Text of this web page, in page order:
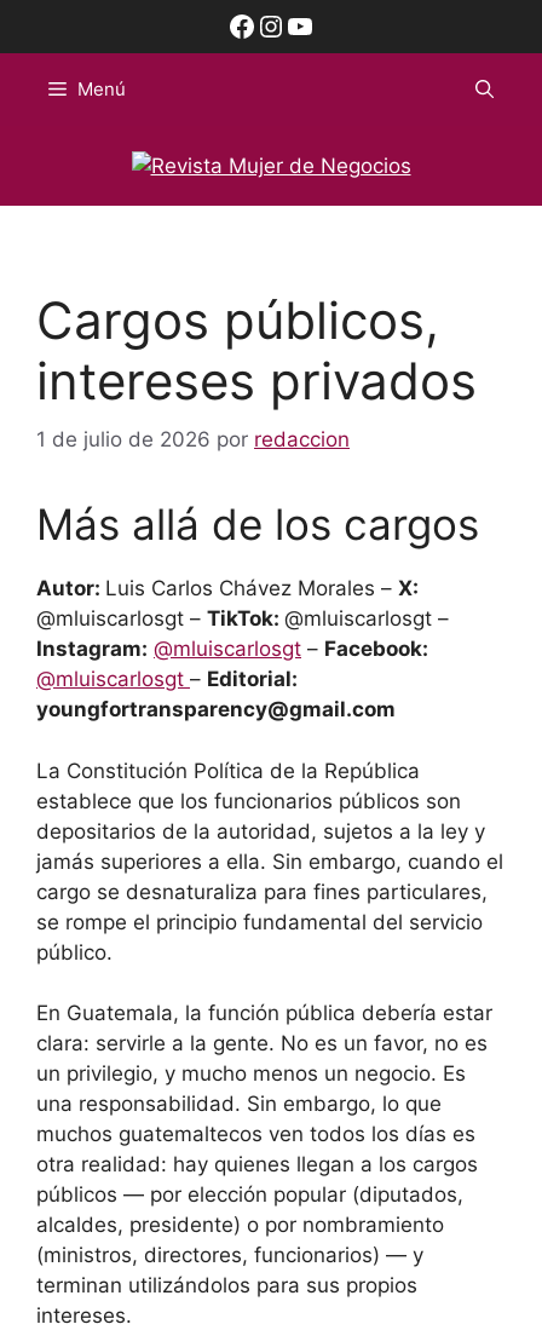
Facebook
Instagram
YouTube
Menú
Cargos públicos,
intereses privados
1 de julio de 2026 por redaccion
Más allá de los cargos
Autor: Luis Carlos Chávez Morales – X:
@mluiscarlosgt – TikTok: @mluiscarlosgt –
Instagram: @mluiscarlosgt – Facebook:
@mluiscarlosgt – Editorial:
youngfortransparency@gmail.com
La Constitución Política de la República
establece que los funcionarios públicos son
depositarios de la autoridad, sujetos a la ley y
jamás superiores a ella. Sin embargo, cuando el
cargo se desnaturaliza para fines particulares,
se rompe el principio fundamental del servicio
público.
En Guatemala, la función pública debería estar
clara: servirle a la gente. No es un favor, no es
un privilegio, y mucho menos un negocio. Es
una responsabilidad. Sin embargo, lo que
muchos guatemaltecos ven todos los días es
otra realidad: hay quienes llegan a los cargos
públicos — por elección popular (diputados,
alcaldes, presidente) o por nombramiento
(ministros, directores, funcionarios) — y
terminan utilizándolos para sus propios
intereses.